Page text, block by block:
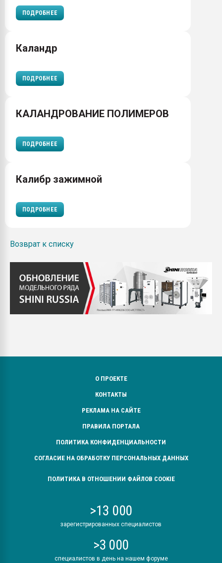
ПОДРОБНЕЕ
Каландр
ПОДРОБНЕЕ
КАЛАНДРОВАНИЕ ПОЛИМЕРОВ
ПОДРОБНЕЕ
Калибр зажимной
ПОДРОБНЕЕ
Возврат к списку
О ПРОЕКТЕ
КОНТАКТЫ
РЕКЛАМА НА САЙТЕ
ПРАВИЛА ПОРТАЛА
ПОЛИТИКА КОНФИДЕНЦИАЛЬНОСТИ
СОГЛАСИЕ НА ОБРАБОТКУ ПЕРСОНАЛЬНЫХ ДАННЫХ
ПОЛИТИКА В ОТНОШЕНИИ ФАЙЛОВ COOKIE
>13 000
зарегистрированных специалистов
>3 000
специалистов в день на нашем форуме